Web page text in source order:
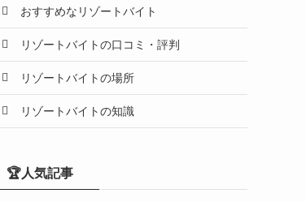
おすすめなリゾートバイト
リゾートバイトの口コミ・評判
リゾートバイトの場所
リゾートバイトの知識
🏆人気記事